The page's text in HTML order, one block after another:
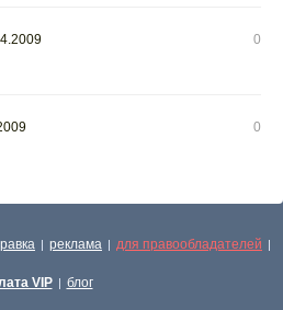
0
0
| реклама | для правообладателей |
VIP | блог